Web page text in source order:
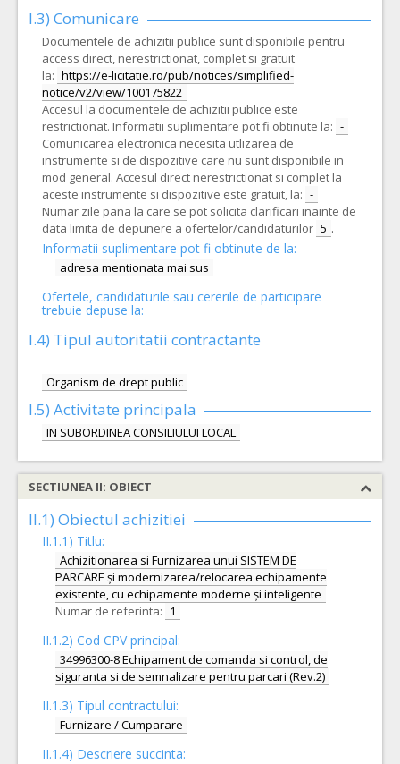
I.3) Comunicare
Documentele de achizitii publice sunt disponibile pentru
access direct, nerestrictionat, complet si gratuit
la: https://e-licitatie.ro/pub/notices/simplified-
notice/v2/view/100175822
Accesul la documentele de achizitii publice este
restrictionat. Informatii suplimentare pot fi obtinute la: -
Comunicarea electronica necesita utlizarea de
instrumente si de dispozitive care nu sunt disponibile in
mod general. Accesul direct nerestrictionat si complet la
aceste instrumente si dispozitive este gratuit, la: -
Numar zile pana la care se pot solicita clarificari inainte de
data limita de depunere a ofertelor/candidaturilor 5 .
Informatii suplimentare pot fi obtinute de la:
adresa mentionata mai sus
Ofertele, candidaturile sau cererile de participare
trebuie depuse la:
I.4) Tipul autoritatii contractante
Organism de drept public
I.5) Activitate principala
IN SUBORDINEA CONSILIULUI LOCAL
SECTIUNEA II: OBIECT
II.1) Obiectul achizitiei
II.1.1) Titlu:
Achizitionarea si Furnizarea unui SISTEM DE
PARCARE și modernizarea/relocarea echipamente
existente, cu echipamente moderne și inteligente
Numar de referinta: 1
II.1.2) Cod CPV principal:
34996300-8 Echipament de comanda si control, de
siguranta si de semnalizare pentru parcari (Rev.2)
II.1.3) Tipul contractului:
Furnizare / Cumparare
II.1.4) Descriere succinta: